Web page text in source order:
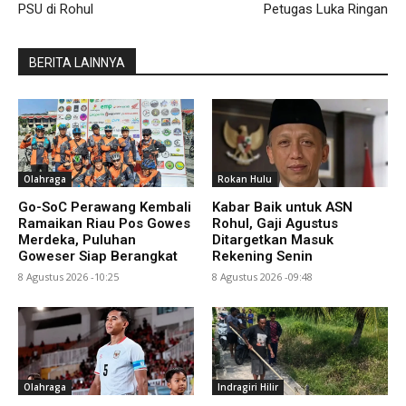
PSU di Rohul
Petugas Luka Ringan
BERITA LAINNYA
Olahraga
Go-SoC Perawang Kembali
Ramaikan Riau Pos Gowes
Merdeka, Puluhan
Goweser Siap Berangkat
8 Agustus 2026 -10:25
Rokan Hulu
Kabar Baik untuk ASN
Rohul, Gaji Agustus
Ditargetkan Masuk
Rekening Senin
8 Agustus 2026 -09:48
Olahraga Indragiri Hilir